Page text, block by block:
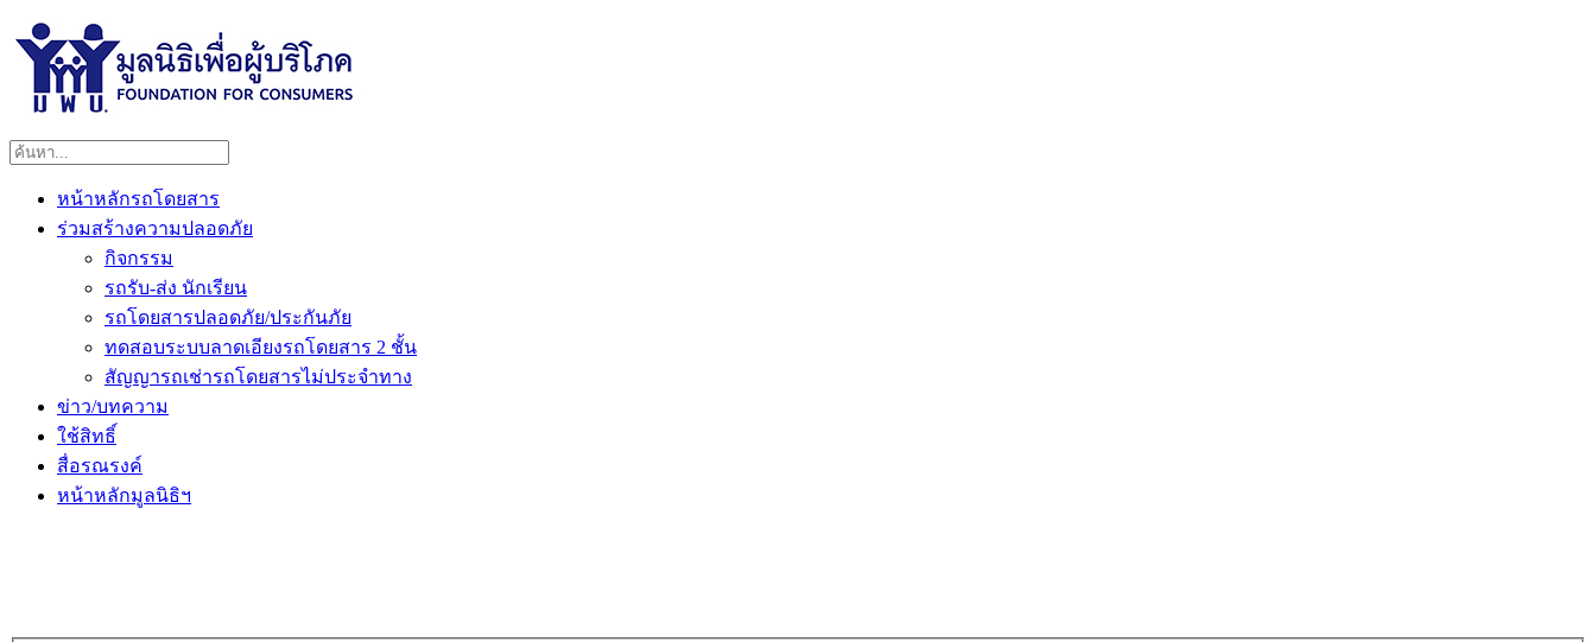
หน้าหลักรถโดยสาร
ร่วมสร้างความปลอดภัย
กิจกรรม
รถรับ-ส่ง นักเรียน
รถโดยสารปลอดภัย/ประกันภัย
ทดสอบระบบลาดเอียงรถโดยสาร 2 ชั้น
สัญญารถเช่ารถโดยสารไม่ประจำทาง
ข่าว/บทความ
ใช้สิทธิ์
สื่อรณรงค์
หน้าหลักมูลนิธิฯ